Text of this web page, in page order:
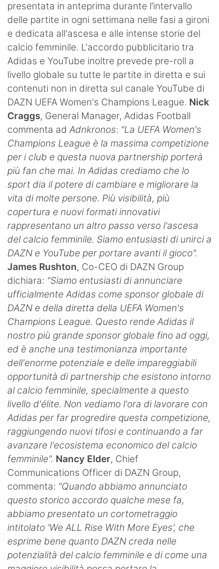
presentata in anteprima durante l’intervallo
delle partite in ogni settimana nelle fasi a gironi
e dedicata all'ascesa e alle intense storie del
calcio femminile. L'accordo pubblicitario tra
Adidas e YouTube inoltre prevede pre-roll a
livello globale su tutte le partite in diretta e sui
contenuti non in diretta sul canale YouTube di
DAZN UEFA Women's Champions League. Nick
Craggs, General Manager, Adidas Football
commenta ad Adnkronos: "La UEFA Women's
Champions League è la massima competizione
per i club e questa nuova partnership porterà
più fan che mai. In Adidas crediamo che lo
sport dia il potere di cambiare e migliorare la
vita di molte persone. Più visibilità, più
copertura e nuovi formati innovativi
rappresentano un altro passo verso l'ascesa
del calcio femminile. Siamo entusiasti di unirci a
DAZN e YouTube per portare avanti il gioco".
James Rushton, Co-CEO di DAZN Group
dichiara: "Siamo entusiasti di annunciare
ufficialmente Adidas come sponsor globale di
DAZN e della diretta della UEFA Women's
Champions League. Questo rende Adidas il
nostro più grande sponsor globale fino ad oggi,
ed è anche una testimonianza importante
dell'enorme potenziale e delle impareggiabili
opportunità di partnership che esistono intorno
al calcio femminile, specialmente a questo
livello d'élite. Non vediamo l'ora di lavorare con
Adidas per far progredire questa competizione,
raggiungendo nuovi tifosi e continuando a far
avanzare l'ecosistema economico del calcio
femminile". Nancy Elder, Chief
Communications Officer di DAZN Group,
commenta: "Quando abbiamo annunciato
questo storico accordo qualche mese fa,
abbiamo presentato un cortometraggio
intitolato 'We ALL Rise With More Eyes', che
esprime bene quanto DAZN creda nelle
potenzialità del calcio femminile e di come una